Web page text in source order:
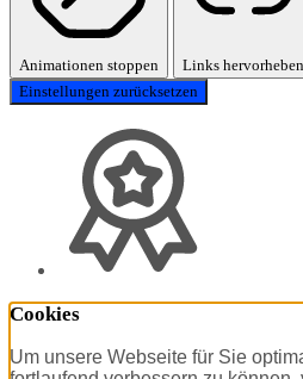
Animationen stoppen
Links hervorheben
Einstellungen zurücksetzen
Cookies
Um unsere Webseite für Sie